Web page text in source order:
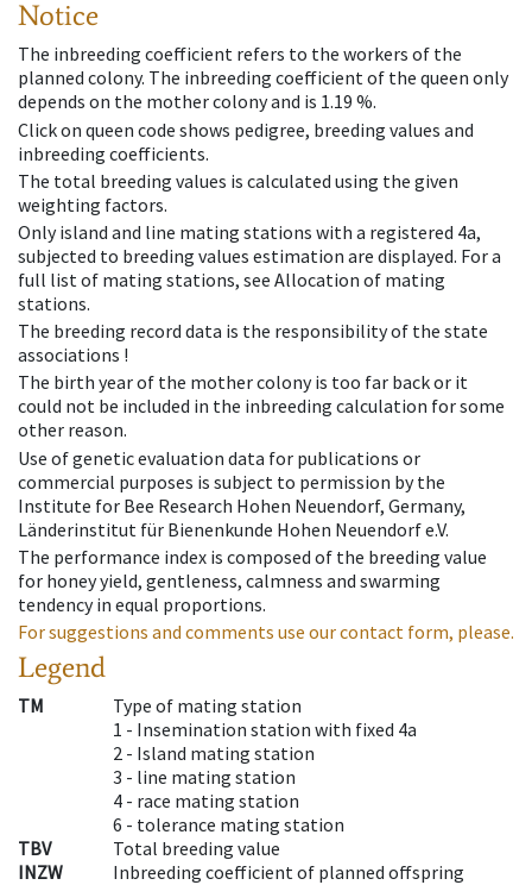
Notice
The inbreeding coefficient refers to the workers of the
planned colony. The inbreeding coefficient of the queen only
depends on the mother colony and is 1.19 %.
Click on queen code shows pedigree, breeding values and
inbreeding coefficients.
The total breeding values is calculated using the given
weighting factors.
Only island and line mating stations with a registered 4a,
subjected to breeding values estimation are displayed. For a
full list of mating stations, see Allocation of mating
stations.
The breeding record data is the responsibility of the state
associations !
The birth year of the mother colony is too far back or it
could not be included in the inbreeding calculation for some
other reason.
Use of genetic evaluation data for publications or
commercial purposes is subject to permission by the
Institute for Bee Research Hohen Neuendorf, Germany,
Länderinstitut für Bienenkunde Hohen Neuendorf e.V.
The performance index is composed of the breeding value
for honey yield, gentleness, calmness and swarming
tendency in equal proportions.
For suggestions and comments use our contact form, please.
Legend
TM
Type of mating station
1 - Insemination station with fixed 4a
2 - Island mating station
3 - line mating station
4 - race mating station
6 - tolerance mating station
TBV
Total breeding value
INZW
Inbreeding coefficient of planned offspring